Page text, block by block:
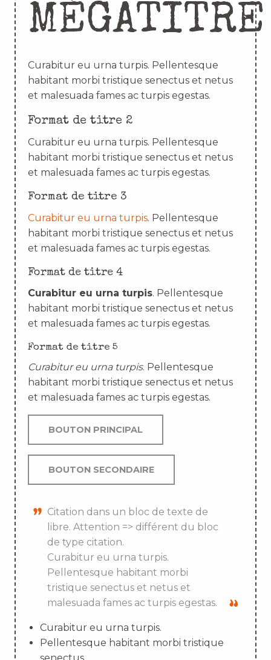
MÉGATITRE
Curabitur eu urna turpis. Pellentesque
habitant morbi tristique senectus et netus
et malesuada fames ac turpis egestas.
Format de titre 2
Curabitur eu urna turpis. Pellentesque
habitant morbi tristique senectus et netus
et malesuada fames ac turpis egestas.
Format de titre 3
Curabitur eu urna turpis. Pellentesque
habitant morbi tristique senectus et netus
et malesuada fames ac turpis egestas.
Format de titre 4
Curabitur eu urna turpis. Pellentesque
habitant morbi tristique senectus et netus
et malesuada fames ac turpis egestas.
Format de titre 5
Curabitur eu urna turpis. Pellentesque
habitant morbi tristique senectus et netus
et malesuada fames ac turpis egestas.
BOUTON PRINCIPAL
BOUTON SECONDAIRE
Citation dans un bloc de texte de
libre. Attention => différent du bloc
de type citation.
Curabitur eu urna turpis.
Pellentesque habitant morbi
tristique senectus et netus et
malesuada fames ac turpis egestas.
Curabitur eu urna turpis.
Pellentesque habitant morbi tristique